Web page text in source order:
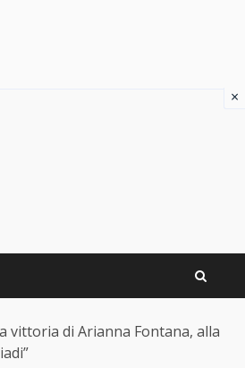
vittoria di Arianna Fontana, alla
×